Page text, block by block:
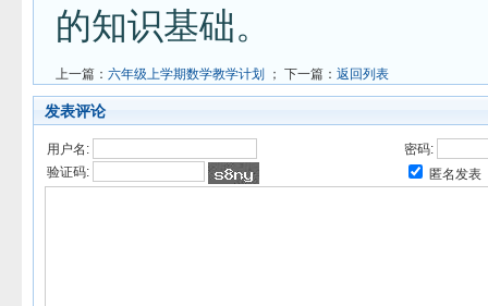
的知识基础。
上一篇： 六年级上学期数学教学计划 ； 下一篇： 返回列表
发表评论
用户名:
密码:
验证码:
匿名发表